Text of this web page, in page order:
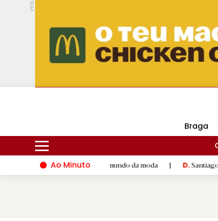
PUB.
Hoje 15ºC 30ºC DMtv
Braga
Ao Minuto
e à inovação do mundo da moda | D.Santiago de